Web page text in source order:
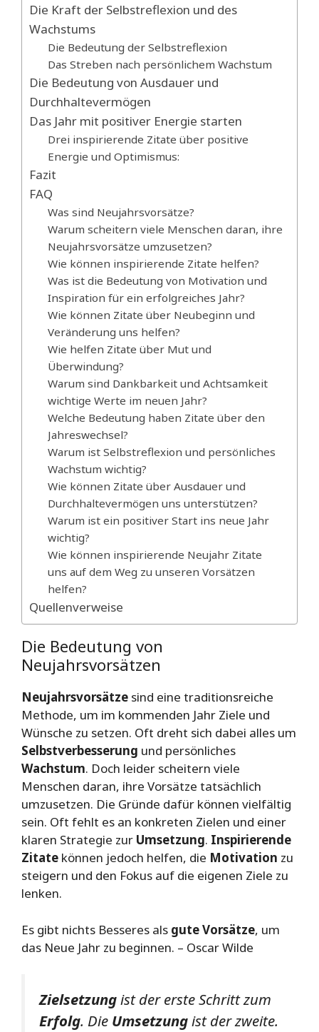
Die Kraft der Selbstreflexion und des
Wachstums
Die Bedeutung der Selbstreflexion
Das Streben nach persönlichem Wachstum
Die Bedeutung von Ausdauer und
Durchhaltevermögen
Das Jahr mit positiver Energie starten
Drei inspirierende Zitate über positive
Energie und Optimismus:
Fazit
FAQ
Was sind Neujahrsvorsätze?
Warum scheitern viele Menschen daran, ihre
Neujahrsvorsätze umzusetzen?
Wie können inspirierende Zitate helfen?
Was ist die Bedeutung von Motivation und
Inspiration für ein erfolgreiches Jahr?
Wie können Zitate über Neubeginn und
Veränderung uns helfen?
Wie helfen Zitate über Mut und
Überwindung?
Warum sind Dankbarkeit und Achtsamkeit
wichtige Werte im neuen Jahr?
Welche Bedeutung haben Zitate über den
Jahreswechsel?
Warum ist Selbstreflexion und persönliches
Wachstum wichtig?
Wie können Zitate über Ausdauer und
Durchhaltevermögen uns unterstützen?
Warum ist ein positiver Start ins neue Jahr
wichtig?
Wie können inspirierende Neujahr Zitate
uns auf dem Weg zu unseren Vorsätzen
helfen?
Quellenverweise
Die Bedeutung von
Neujahrsvorsätzen
Neujahrsvorsätze sind eine traditionsreiche
Methode, um im kommenden Jahr Ziele und
Wünsche zu setzen. Oft dreht sich dabei alles um
Selbstverbesserung und persönliches
Wachstum. Doch leider scheitern viele
Menschen daran, ihre Vorsätze tatsächlich
umzusetzen. Die Gründe dafür können vielfältig
sein. Oft fehlt es an konkreten Zielen und einer
klaren Strategie zur Umsetzung. Inspirierende
Zitate können jedoch helfen, die Motivation zu
steigern und den Fokus auf die eigenen Ziele zu
lenken.
Es gibt nichts Besseres als gute Vorsätze, um
das Neue Jahr zu beginnen. – Oscar Wilde
Zielsetzungist der erste Schritt zum
Erfolg. Die Umsetzungist der zweite.